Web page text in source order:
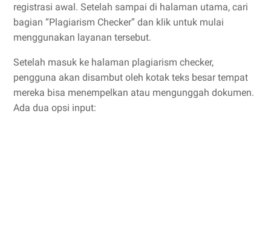
registrasi awal. Setelah sampai di halaman utama, cari
bagian “Plagiarism Checker” dan klik untuk mulai
menggunakan layanan tersebut.
Setelah masuk ke halaman plagiarism checker,
pengguna akan disambut oleh kotak teks besar tempat
mereka bisa menempelkan atau mengunggah dokumen.
Ada dua opsi input: